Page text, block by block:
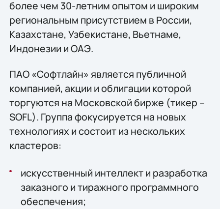
более чем 30-летним опытом и широким
региональным присутствием в России,
Казахстане, Узбекистане, Вьетнаме,
Индонезии и ОАЭ.
ПАО «Софтлайн» является публичной
компанией, акции и облигации которой
торгуются на Московской бирже (тикер –
SOFL). Группа фокусируется на новых
технологиях и состоит из нескольких
кластеров:
искусственный интеллект и разработка
заказного и тиражного программного
обеспечения;